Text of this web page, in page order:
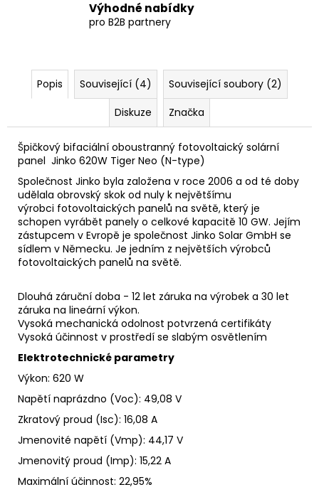
Výhodné nabídky
pro B2B partnery
Popis Související (4)
Související soubory (2)
Diskuze
Značka
Špičkový bifaciální oboustranný fotovoltaický solární
panel Jinko 620W Tiger Neo (N-type)
Společnost Jinko byla založena v roce 2006 a od té doby
udělala obrovský skok od nuly k největšímu
výrobci fotovoltaických panelů na světě, který je
schopen vyrábět panely o celkové kapacitě 10 GW. Jejím
zástupcem v Evropě je společnost Jinko Solar GmbH se
sídlem v Německu. Je jedním z největších výrobců
fotovoltaických panelů na světě.
Dlouhá záruční doba - 12 let záruka na výrobek a 30 let
záruka na lineární výkon.
Vysoká mechanická odolnost potvrzená certifikáty
Vysoká účinnost v prostředí se slabým osvětlením
Elektrotechnické parametry
Výkon: 620 W
Napětí naprázdno (Voc): 49,08 V
Zkratový proud (Isc): 16,08 A
Jmenovité napětí (Vmp): 44,17 V
Jmenovitý proud (Imp): 15,22 A
Maximální účinnost: 22,95%